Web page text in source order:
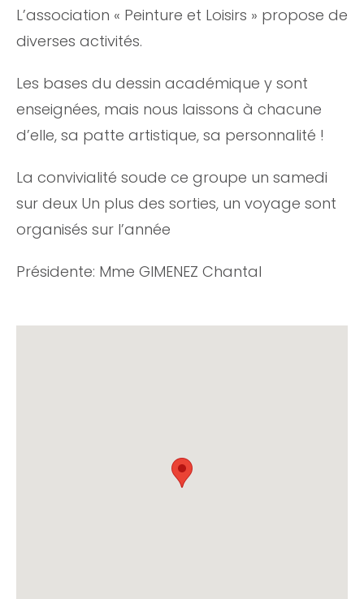
L’association « Peinture et Loisirs » propose de
diverses activités.
Les bases du dessin académique y sont
enseignées, mais nous laissons à chacune
d’elle, sa patte artistique, sa personnalité !
La convivialité soude ce groupe un samedi
sur deux Un plus des sorties, un voyage sont
organisés sur l’année
Présidente: Mme GIMENEZ Chantal